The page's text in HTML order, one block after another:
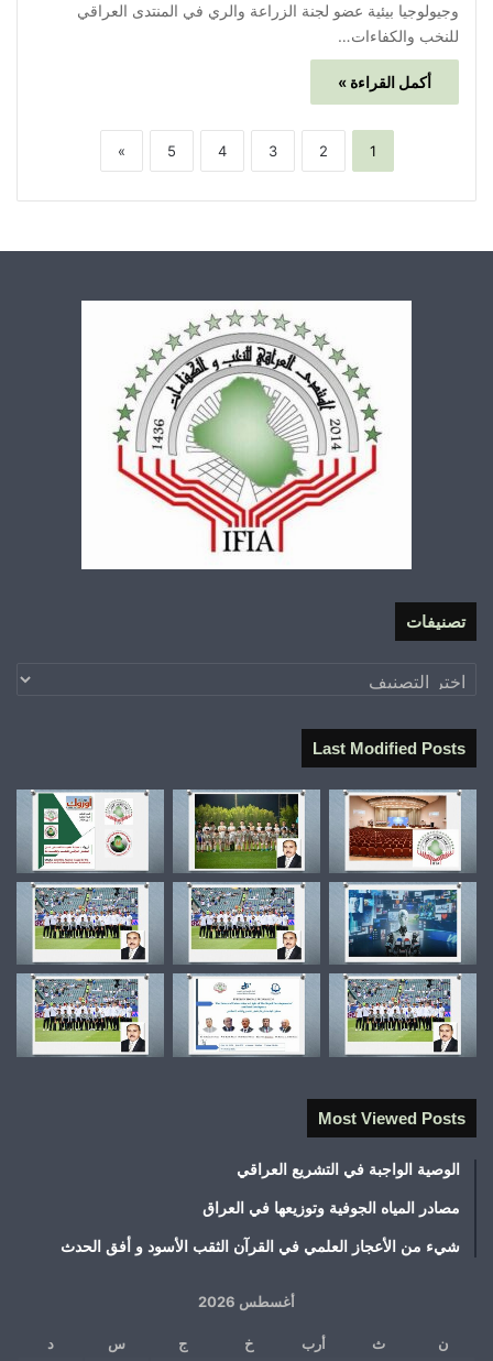
وجيولوجيا بيئية عضو لجنة الزراعة والري في المنتدى العراقي
للنخب والكفاءات…
أكمل القراءة »
1
2
3
4
5
»
تصنيفات
تصنيفات
Last Modified Posts
Most Viewed Posts
الوصية الواجبة في التشريع العراقي
مصادر المياه الجوفية وتوزيعها في العراق
شيء من الأعجاز العلمي في القرآن الثقب الأسود و أفق الحدث
أغسطس 2026
ن ث أرب خ ج س د